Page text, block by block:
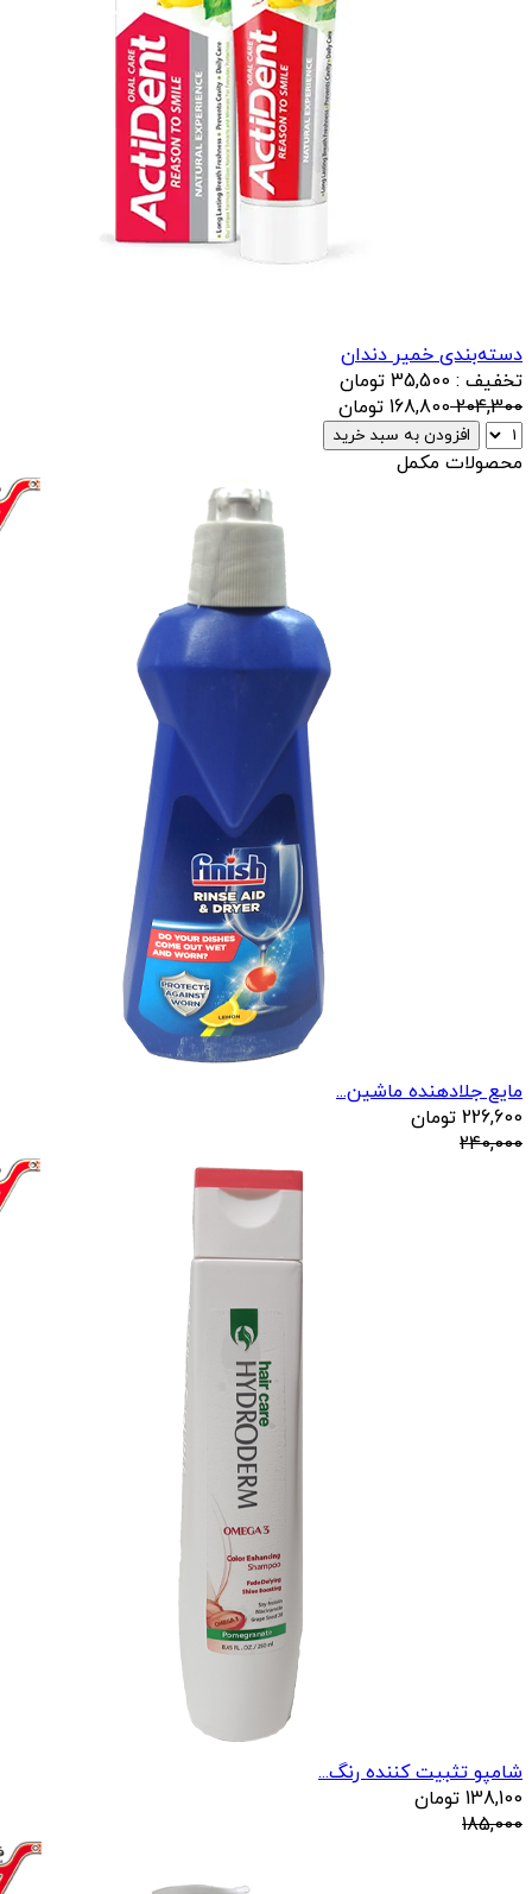
دسته‌بندی خمیر دندان
تخفیف : 35,500 تومان
204,300
168,800 تومان
افزودن به سبد خرید
محصولات مکمل
مایع جلادهنده ماشین...
226,600 تومان
240,000
شامپو تثبیت کننده رنگ...
138,100 تومان
185,000